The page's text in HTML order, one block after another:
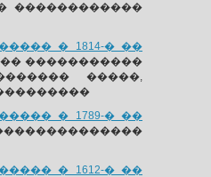
������������
� 1814-� ��
�����������
�����,
� 1789-� ��
� 1612-� ��